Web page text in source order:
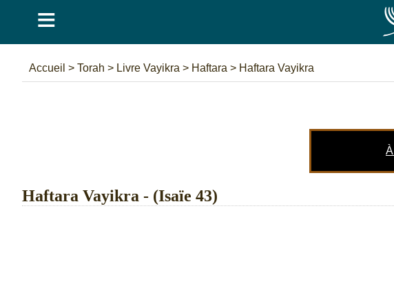
≡
Accueil > Torah > Livre Vayikra > Haftara > Haftara Vayikra
Haftara Vayikra - (Isaïe 43)